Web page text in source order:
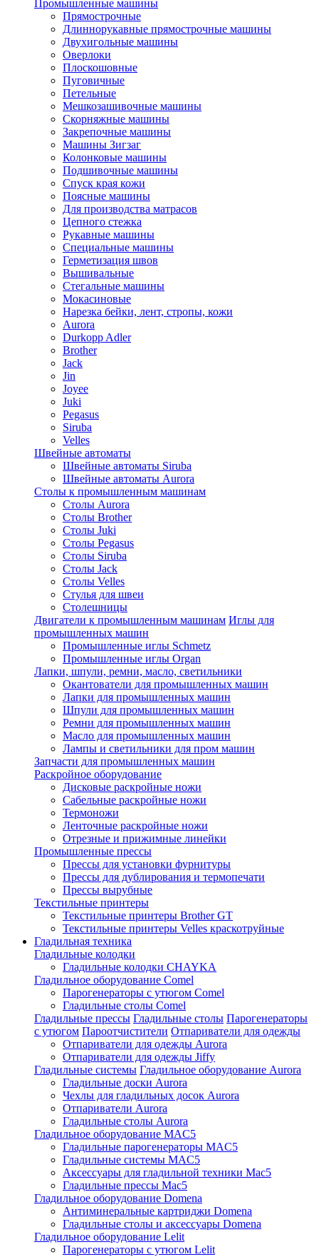
Промышленные машины
Прямострочные
Длиннорукавные прямострочные машины
Двухигольные машины
Оверлоки
Плоскошовные
Пуговичные
Петельные
Мешкозашивочные машины
Скорняжные машины
Закрепочные машины
Машины Зигзаг
Колонковые машины
Подшивочные машины
Спуск края кожи
Поясные машины
Для производства матрасов
Цепного стежка
Рукавные машины
Специальные машины
Герметизация швов
Вышивальные
Стегальные машины
Мокасиновые
Нарезка бейки, лент, стропы, кожи
Aurora
Durkopp Adler
Brother
Jack
Jin
Joyee
Juki
Pegasus
Siruba
Velles
Швейные автоматы
Швейные автоматы Siruba
Швейные автоматы Aurora
Столы к промышленным машинам
Столы Aurora
Столы Brother
Столы Juki
Столы Pegasus
Столы Siruba
Столы Jack
Столы Velles
Стулья для швеи
Столешницы
Двигатели к промышленным машинам Иглы для
промышленных машин
Промышленные иглы Schmetz
Промышленные иглы Organ
Лапки, шпули, ремни, масло, светильники
Окантователи для промышленных машин
Лапки для промышленных машин
Шпули для промышленных машин
Ремни для промышленных машин
Масло для промышленных машин
Лампы и светильники для пром машин
Запчасти для промышленных машин
Раскройное оборудование
Дисковые раскройные ножи
Сабельные раскройные ножи
Термоножи
Ленточные раскройные ножи
Отрезные и прижимные линейки
Промышленные прессы
Прессы для установки фурнитуры
Прессы для дублирования и термопечати
Прессы вырубные
Текстильные принтеры
Текстильные принтеры Brother GT
Текстильные принтеры Velles краскотруйные
Гладильная техника
Гладильные колодки
Гладильные колодки CHAYKA
Гладильное оборудование Comel
Парогенераторы с утюгом Comel
Гладильные столы Comel
Гладильные прессы Гладильные столы Парогенераторы
с утюгом Пароотчистители Отпариватели для одежды
Отпариватели для одежды Aurora
Отпариватели для одежды Jiffy
Гладильные системы Гладильное оборудование Aurora
Гладильные доски Aurora
Чехлы для гладильных досок Aurora
Отпариватели Aurora
Гладильные столы Aurora
Гладильное оборудование MAC5
Гладильные парогенераторы MAC5
Гладильные системы MAC5
Аксессуары для гладильной техники Mac5
Гладильные прессы Mac5
Гладильное оборудование Domena
Антиминеральные картриджи Domena
Гладильные столы и аксессуары Domena
Гладильное оборудование Lelit
Парогенераторы с утюгом Lelit